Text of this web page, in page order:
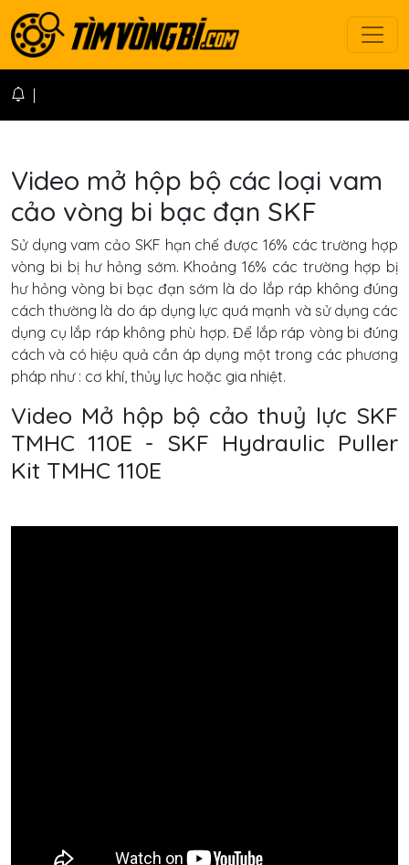
Video mở hộp bộ các loại vam
cảo vòng bi bạc đạn SKF
Sử dụng vam cảo SKF hạn chế được 16% các trường hợp
vòng bi bị hư hỏng sớm. Khoảng 16% các trường hợp bị
hư hỏng vòng bi bạc đạn sớm là do lắp ráp không đúng
cách thường là do áp dụng lực quá mạnh và sử dụng các
dụng cụ lắp ráp không phù hợp. Để lắp ráp vòng bi đúng
cách và có hiệu quả cần áp dụng một trong các phương
pháp như : cơ khí, thủy lực hoặc gia nhiệt.
Video Mở hộp bộ cảo thuỷ lực SKF
TMHC 110E - SKF Hydraulic Puller
Kit TMHC 110E